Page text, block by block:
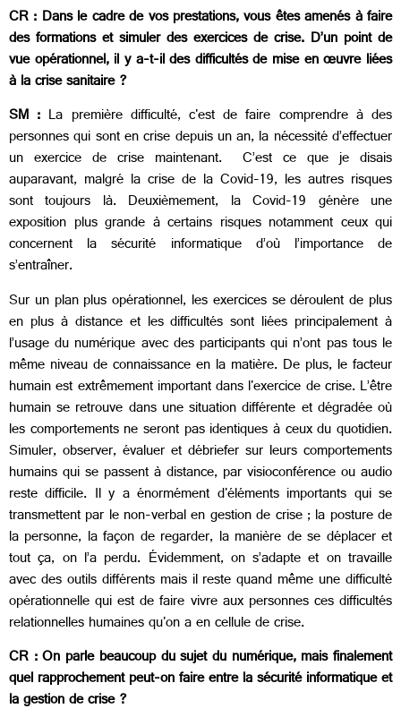
CR : Dans le cadre de vos prestations, vous êtes amenés à faire
des formations et simuler des exercices de crise. D’un point de
vue opérationnel, il y a-t-il des difficultés de mise en œuvre liées
à la crise sanitaire ?
SM : La première difficulté, c'est de faire comprendre à des
personnes qui sont en crise depuis un an, la nécessité d’effectuer
un exercice de crise maintenant. C’est ce que je disais
auparavant, malgré la crise de la Covid-19, les autres risques
sont toujours là. Deuxièmement, la Covid-19 génère une
exposition plus grande à certains risques notamment ceux qui
concernent la sécurité informatique d’où l’importance de
s’entraîner.
Sur un plan plus opérationnel, les exercices se déroulent de plus
en plus à distance et les difficultés sont liées principalement à
l’usage du numérique avec des participants qui n’ont pas tous le
même niveau de connaissance en la matière. De plus, le facteur
humain est extrêmement important dans l'exercice de crise. L’être
humain se retrouve dans une situation différente et dégradée où
les comportements ne seront pas identiques à ceux du quotidien.
Simuler, observer, évaluer et débriefer sur leurs comportements
humains qui se passent à distance, par visioconférence ou audio
reste difficile. Il y a énormément d'éléments importants qui se
transmettent par le non-verbal en gestion de crise ; la posture de
la personne, la façon de regarder, la manière de se déplacer et
tout ça, on l’a perdu. Évidemment, on s’adapte et on travaille
avec des outils différents mais il reste quand même une difficulté
opérationnelle qui est de faire vivre aux personnes ces difficultés
relationnelles humaines qu'on a en cellule de crise.
CR : On parle beaucoup du sujet du numérique, mais finalement
quel rapprochement peut-on faire entre la sécurité informatique et
la gestion de crise ?